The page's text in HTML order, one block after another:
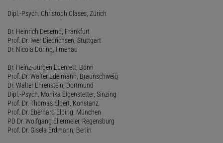
Dipl.-Psych. Christoph Clases, Zürich
Dr. Heinrich Deserno, Frankfurt
Prof. Dr. Iwer Diedrichsen, Stuttgart
Dr. Nicola Döring, Ilmenau
Dr. Heinz-Jürgen Ebenrett, Bonn
Prof. Dr. Walter Edelmann, Braunschweig
Dr. Walter Ehrenstein, Dortmund
Dipl.-Psych. Monika Eigenstetter, Sinzing
Prof. Dr. Thomas Elbert, Konstanz
Prof. Dr. Eberhard Elbing, München
PD Dr. Wolfgang Ellermeier, Regensburg
Prof. Dr. Gisela Erdmann, Berlin